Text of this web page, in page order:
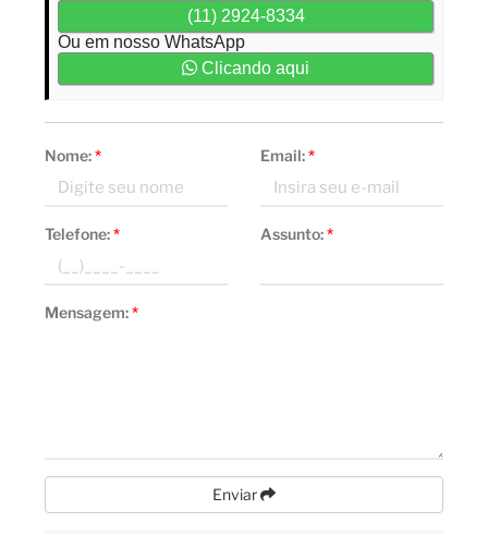
(11) 2924-8334
Ou em nosso WhatsApp
Clicando aqui
Nome:* Email:*
Telefone:* Assunto:*
Mensagem:*
Enviar